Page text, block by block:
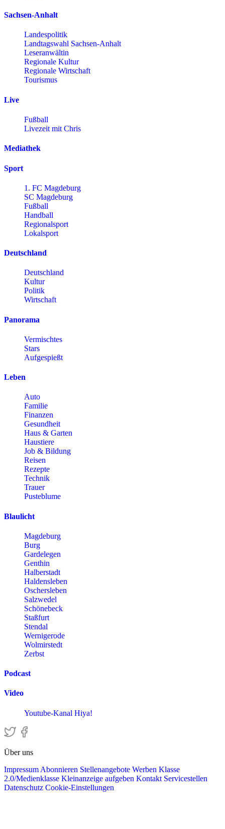
Sachsen-Anhalt
Landespolitik
Landtagswahl Sachsen-Anhalt
Leseranwältin
Regionale Kultur
Regionale Wirtschaft
Tourismus
Live
Fußball
Livezeit mit Chris
Mediathek
Sport
1. FC Magdeburg
SC Magdeburg
Fußball
Handball
Regionalsport
Lokalsport
Deutschland
Deutschland
Kultur
Politik
Wirtschaft
Panorama
Vermischtes
Stars
Aufgespießt
Leben
Auto
Familie
Finanzen
Gesundheit
Haus & Garten
Haustiere
Job & Bildung
Reisen
Rezepte
Technik
Trauer
Pusteblume
Blaulicht
Magdeburg
Burg
Gardelegen
Genthin
Halberstadt
Haldensleben
Oschersleben
Salzwedel
Schönebeck
Staßfurt
Stendal
Wernigerode
Wolmirstedt
Zerbst
Podcast
Video
Youtube-Kanal Hiya!
Über uns
Impressum Abonnieren Stellenangebote Werben Klasse
2.0/Medienklasse Kleinanzeige aufgeben Kontakt Servicestellen
Datenschutz Cookie-Einstellungen